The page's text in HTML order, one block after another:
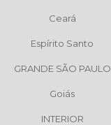
Ceará
Espírito Santo
GRANDE SÃO PAULO
Goiás
INTERIOR